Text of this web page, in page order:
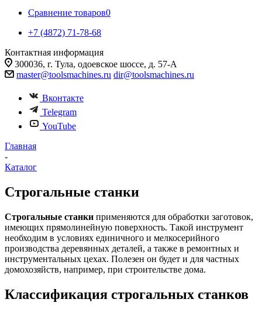
Сравнение товаров0
+7 (4872) 71-78-68
Контактная информация
300036, г. Тула, одоевское шоссе, д. 57-А
master@toolsmachines.ru dir@toolsmachines.ru
Вконтакте
Telegram
YouTube
Главная
-
Каталог
Строгальные станки
Строгальные станки применяются для обработки заготовок,
имеющих прямолинейную поверхность. Такой инструмент
необходим в условиях единичного и мелкосерийного
производства деревянных деталей, а также в ремонтных и
инструментальных цехах. Полезен он будет и для частных
домохозяйств, например, при строительстве дома.
Классификация строгальных станков